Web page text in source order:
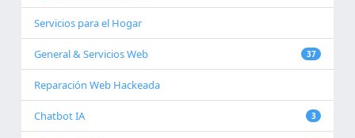
Servicios para el Hogar
General & Servicios Web 37
Reparación Web Hackeada
Chatbot IA 3